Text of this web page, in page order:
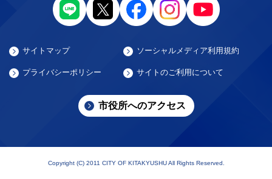
サイトマップ ソーシャルメディア利用規約
プライバシーポリシー サイトのご利用について
市役所へのアクセス
Copyright (C) 2011 CITY OF KITAKYUSHU All Rights Reserved.